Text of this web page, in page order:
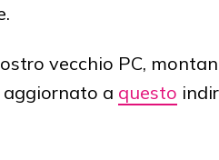
vecchio PC,
aggiornato a questo